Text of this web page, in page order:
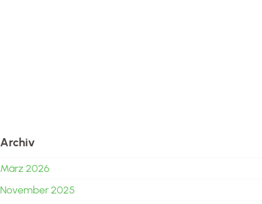
Archiv
März 2026
November 2025